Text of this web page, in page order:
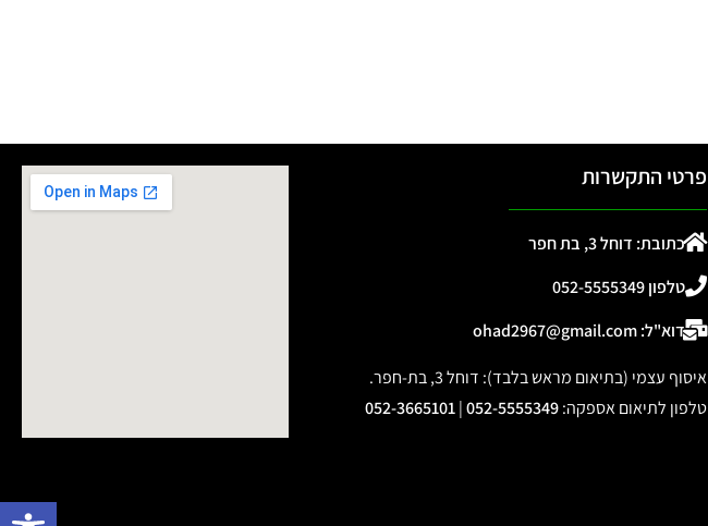
פרטי התקשרות
כתובת: דוחל 3, בת חפר
טלפון 052-5555349
דוא"ל: ohad2967@gmail.com
איסוף עצמי (בתיאום מראש בלבד): דוחל 3, בת-חפר.
טלפון לתיאום אספקה:
052-5555349
|
052-3665101